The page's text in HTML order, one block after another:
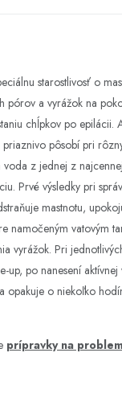
starostlivosť o
a vyrážok na
chĺpkov po epilácii.
pôsobí pri
z jednej z
Prvé výsledky pri
mastnotu,
namočeným vatovým
vyrážok. Pri
po nanesení
opakuje o niekoľko
prípravky na